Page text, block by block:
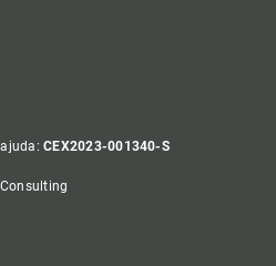
CEX2023-001340-S